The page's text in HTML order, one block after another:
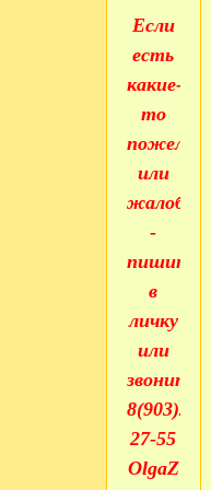
Если
есть
какие-
то
или
жалобы
-
пишите
в
личку
или
звоните
27-55
OlgaZ